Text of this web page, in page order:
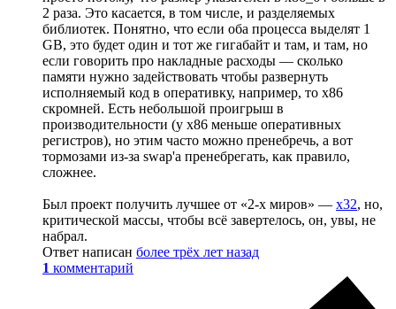
2 раза. Это касается, в том числе, и разделяемых
библиотек. Понятно, что если оба процесса выделят 1
GB, это будет один и тот же гигабайт и там, и там, но
если говорить про накладные расходы — сколько
памяти нужно задействовать чтобы развернуть
исполняемый код в оперативку, например, то x86
скромней. Есть небольшой проигрыш в
производительности (у x86 меньше оперативных
регистров), но этим часто можно пренебречь, а вот
тормозами из-за swap'а пренебрегать, как правило,
сложнее.
Был проект получить лучшее от «2-х миров» — x32, но,
критической массы, чтобы всё завертелось, он, увы, не
набрал.
Ответ написан более трёх лет назад
1 комментарий